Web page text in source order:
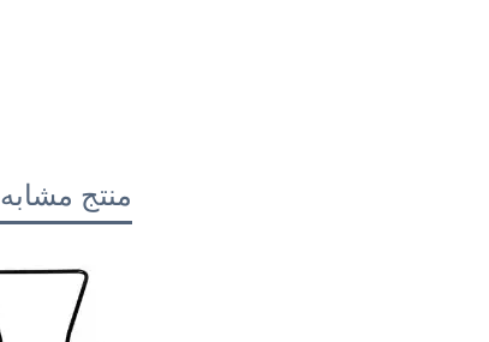
منتج مشابه